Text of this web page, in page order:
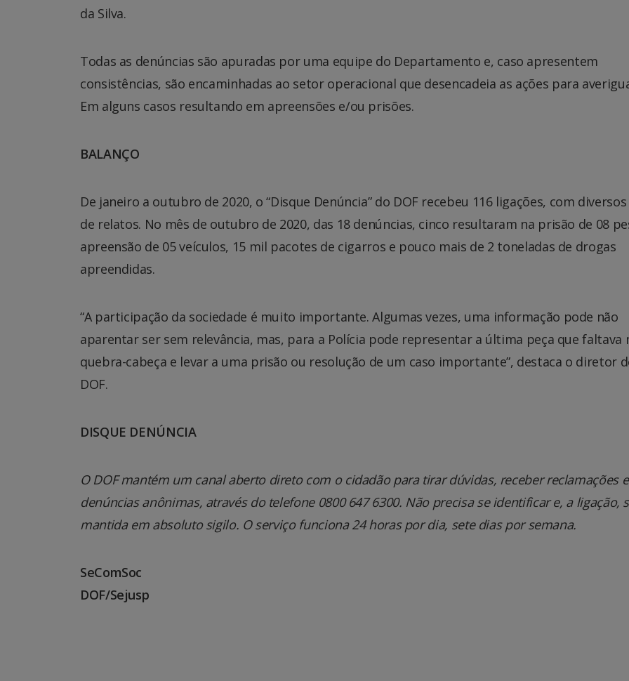
da Silva.
Todas as denúncias são apuradas por uma equipe do Departamento e, caso apresentem
consistências, são encaminhadas ao setor operacional que desencadeia as ações para
Em alguns casos resultando em apreensões e/ou prisões.
BALANÇO
De janeiro a outubro de 2020, o “Disque Denúncia” do DOF recebeu 116 ligações, com
de relatos. No mês de outubro de 2020, das 18 denúncias, cinco resultaram na prisão de 08
apreensão de 05 veículos, 15 mil pacotes de cigarros e pouco mais de 2 toneladas de drogas
apreendidas.
“A participação da sociedade é muito importante. Algumas vezes, uma informação pode não
aparentar ser sem relevância, mas, para a Polícia pode representar a última peça que faltava
quebra-cabeça e levar a uma prisão ou resolução de um caso importante”, destaca o diretor
DOF.
DISQUE DENÚNCIA
O DOF mantém um canal aberto direto com o cidadão para tirar dúvidas, receber reclamações e
denúncias anônimas, através do telefone 0800 647 6300. Não precisa se identificar e, a ligação,
mantida em absoluto sigilo. O serviço funciona 24 horas por dia, sete dias por semana.
SeComSoc
DOF/Sejusp